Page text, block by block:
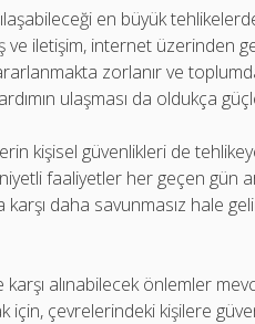
en büyük
ve iletişim, internet üzerinden
zorlanır ve
ulaşması da oldukça
kişisel güvenlikleri de
niyetli faaliyetler her geçen gün
daha savunmasız hale
alınabilecek önlemler
için, çevrelerindeki kişilere